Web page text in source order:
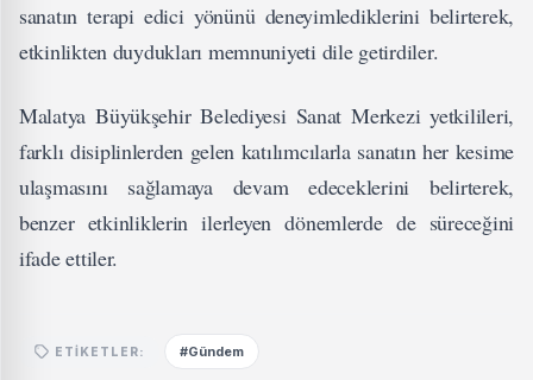
sanatın terapi edici yönünü deneyimlediklerini belirterek,
etkinlikten duydukları memnuniyeti dile getirdiler.
Malatya Büyükşehir Belediyesi Sanat Merkezi yetkilileri,
farklı disiplinlerden gelen katılımcılarla sanatın her kesime
ulaşmasını sağlamaya devam edeceklerini belirterek,
benzer etkinliklerin ilerleyen dönemlerde de süreceğini
ifade ettiler.
ETIKETLER: #Gündem